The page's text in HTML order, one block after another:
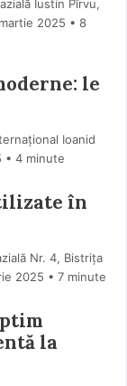
Iustin Pîrvu,
2025 • 8
le
Ioanid
• 4 minute
în
Nr. 4, Bistrița
2025 • 7 minute
la